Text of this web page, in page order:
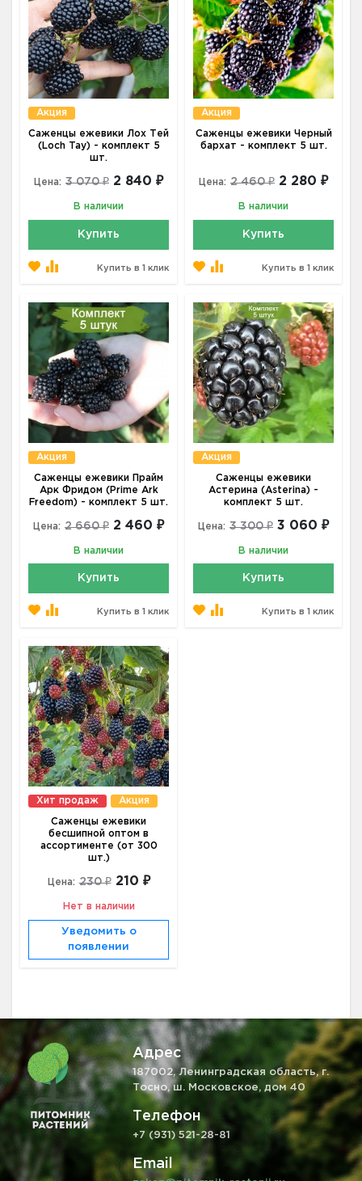
Акция
Саженцы ежевики Лох Тей
(Loch Tay) - комплект 5
шт.
Цена: 3 070 ₽ 2 840 ₽
В наличии
Купить
Купить в 1 клик
Акция
Саженцы ежевики Черный
бархат - комплект 5 шт.
Цена: 2 460 ₽ 2 280 ₽
В наличии
Купить
Купить в 1 клик
Акция
Саженцы ежевики Прайм
Арк Фридом (Prime Ark
Freedom) - комплект 5 шт.
Цена: 2 660 ₽ 2 460 ₽
В наличии
Купить
Купить в 1 клик
Акция
Саженцы ежевики
Астерина (Asterina) -
комплект 5 шт.
Цена: 3 300 ₽ 3 060 ₽
В наличии
Купить
Купить в 1 клик
Хит продаж Акция
Саженцы ежевики
бесшипной оптом в
ассортименте (от 300
шт.)
Цена: 230 ₽ 210 ₽
Нет в наличии
Уведомить о
появлении
Адрес
187002, Ленинградская область, г.
Тосно, ш. Московское, дом 40
Телефон
+7 (931) 521-28-81
Email